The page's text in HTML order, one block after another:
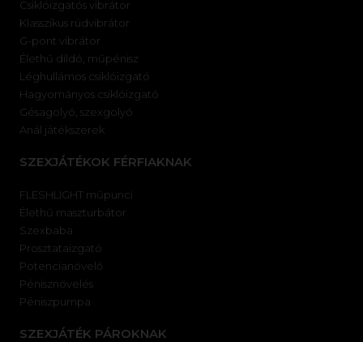
Csiklóizgatós vibrátor
Klasszikus rúdvibrátor
G-pont vibrátor
Élethű dildó, műpénisz
Léghullámos csiklóizgató
Hagyományos csiklóizgató
Gésagolyó, szexgolyó
Anál játékszerek
SZEXJÁTÉKOK FÉRFIAKNAK
FLESHLIGHT műpunci
Élethű maszturbátor
Szexbaba
Prosztataizgató
Potencianövelő
Pénisznövelés
Péniszpumpa
SZEXJÁTÉK PÁROKNAK